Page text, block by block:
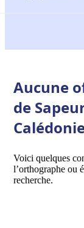
Aucune
de
Voici quelques
l’orthographe ou
recherche.